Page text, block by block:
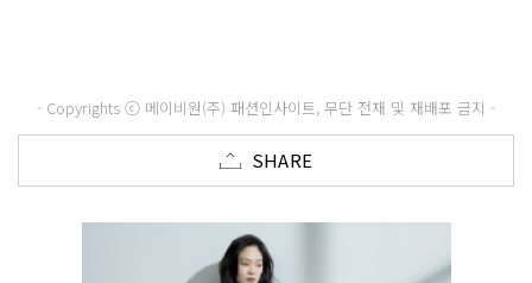
- Copyrights ⓒ 메이비원(주) 패션인사이트, 무단 전재 및 재배포 금지 -
SHARE